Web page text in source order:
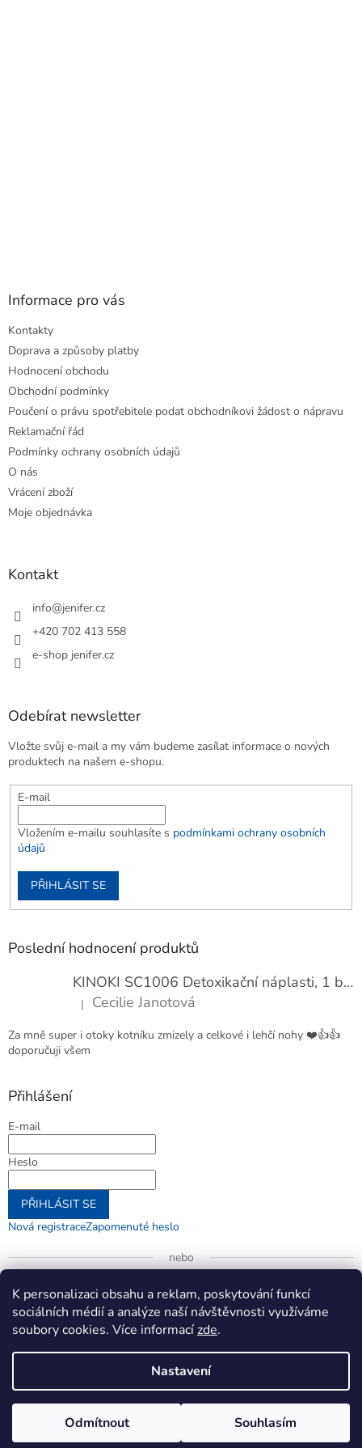
K personalizaci obsahu a reklam, poskytování funkcí
sociálních médií a analýze naší návštěvnosti využíváme
soubory cookies. Více informacízde.
Nastavení
Odmítnout Souhlasím
Informace pro vás
Kontakty
Doprava a způsoby platby
Hodnocení obchodu
Obchodní podmínky
Poučení o právu spotřebitele podat obchodníkovi žádost o nápravu
Reklamační řád
Podmínky ochrany osobních údajů
O nás
Vrácení zboží
Moje objednávka
Kontakt
info@jenifer.cz
+420 702 413 558
e-shop jenifer.cz
Odebírat newsletter
Vložte svůj e-mail a my vám budeme zasílat informace o nových
produktech na našem e-shopu.
E-mail
Vložením e-mailu souhlasíte s podmínkami ochrany osobních
údajů
PŘIHLÁSIT SE
Poslední hodnocení produktů
KINOKI SC1006 Detoxikační náplasti, 1 balení - 10 ks
Hodnocení produktu je 4 z 5 hvězdiček.
| Cecilie Janotová
Za mně super i otoky kotníku zmizely a celkové i lehčí nohy ❤️👍👍
doporučuji všem
Přihlášení
E-mail
Heslo
PŘIHLÁSIT SE
Nová registraceZapomenuté heslo
nebo
Přihlásit se přes Google
Copyright 2026jenifer.cz. Všechna práva vyhrazena.Upravit